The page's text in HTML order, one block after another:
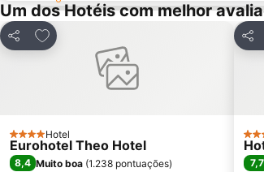
Um dos Hotéis com melhor
Partilhar
Adicionar aos favoritos
4 Estrelas
Hotel
Eurohotel Theo Hotel
8,4 Muito boa (1.238 pontuações)
3
7,7